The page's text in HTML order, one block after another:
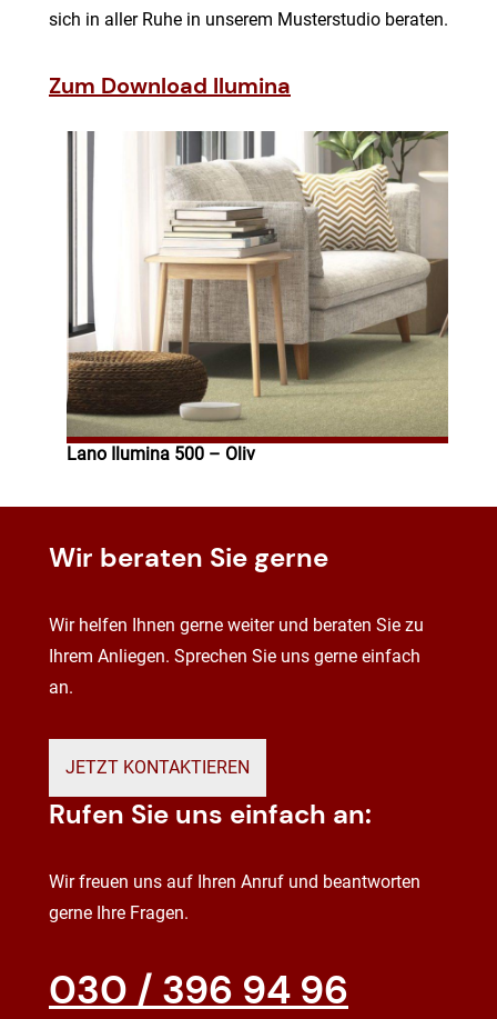
sich in aller Ruhe in unserem Musterstudio beraten.
Zum Download Ilumina
Lano Ilumina 500 – Oliv
Wir beraten Sie gerne
Wir helfen Ihnen gerne weiter und beraten Sie zu
Ihrem Anliegen. Sprechen Sie uns gerne einfach
an.
JETZT KONTAKTIEREN
Rufen Sie uns einfach an:
Wir freuen uns auf Ihren Anruf und beantworten
gerne Ihre Fragen.
030 / 396 94 96